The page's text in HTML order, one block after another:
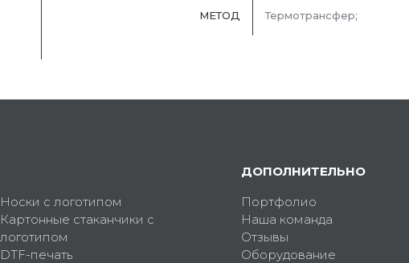
МЕТОД Термотрансфер;
Носки с логотипом
Картонные стаканчики с
логотипом
DTF-печать
ДОПОЛНИТЕЛЬНО
Портфолио
Наша команда
Отзывы
Оборудование